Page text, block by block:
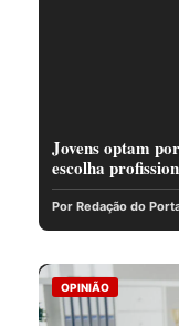
Jovens optam
escolha
Por Redação do
OPINIÃO